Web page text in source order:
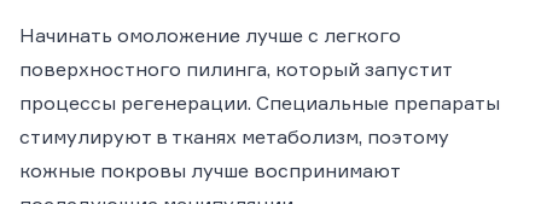
Начинать омоложение лучше с легкого
поверхностного пилинга, который запустит
процессы регенерации. Специальные препараты
стимулируют в тканях метаболизм, поэтому
кожные покровы лучше воспринимают